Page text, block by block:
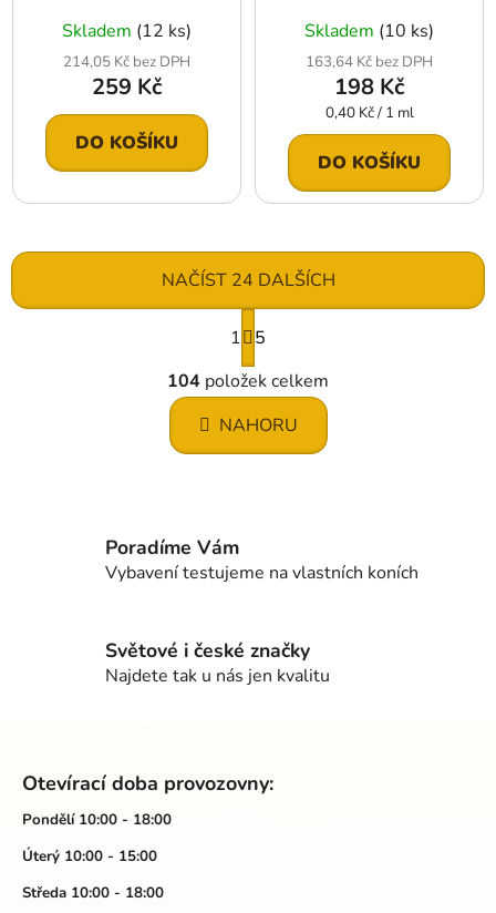
Skladem (12 ks)
214,05 Kč bez DPH
259 Kč
DO KOŠÍKU
Skladem (10 ks)
163,64 Kč bez DPH
198 Kč
Měrná
cena:
0,40 Kč / 1 ml
DO KOŠÍKU
O
v
l
á
d
r
y
v
s
NAČÍST 24 DALŠÍCH
S
t
r
á
n
k
1
5
104 položek celkem
NAHORU
Poradíme Vám
Vybavení testujeme na vlastních koních
Světové i české značky
Najdete tak u nás jen kvalitu
Otevírací doba provozovny:
Pondělí 10:00 - 18:00
Úterý 10:00 - 15:00
Středa 10:00 - 18:00